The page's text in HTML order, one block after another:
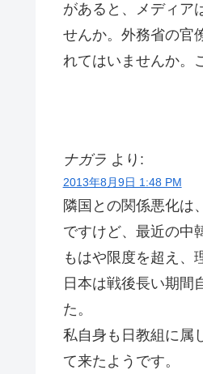
があると、メディア
せんか。外務省の官
れてはいませんか。
ナガラ より:
2013年8月9日 1:48 PM
隣国との関係悪化は
ですけど、最近の中
もはや限度を超え、
日本は戦後長い期間
た。
私自身も日教組に属
て来たようです。